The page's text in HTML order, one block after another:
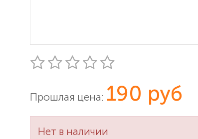
Прошлая цена: 190 руб
Нет в наличии